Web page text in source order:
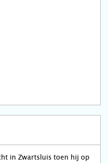
in Zwartsluis toen hij op